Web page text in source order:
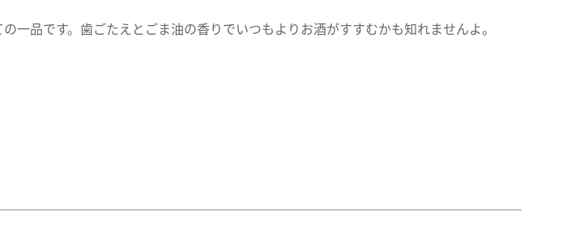
一品です。歯ごたえとごま油の香りでいつもよりお酒がすすむかも知れませんよ。